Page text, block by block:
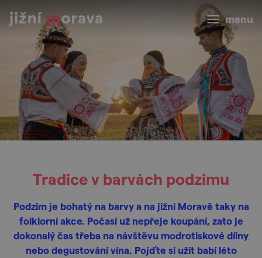
menu
Tradice v barvách podzimu
Podzim je bohatý na barvy a na jižní Moravě taky na
folklorní akce. Počasí už nepřeje koupání, zato je
dokonalý čas třeba na návštěvu modrotiskové dílny
nebo degustování vína. Pojďte si užít babí léto